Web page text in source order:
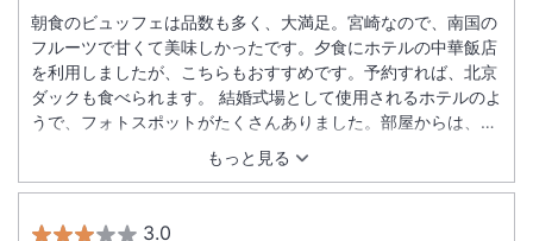
もっと見る
朝食のビュッフェは品数も多く、大満足。宮崎なので、南国の
フルーツで甘くて美味しかったです。夕食にホテルの中華飯店
を利用しましたが、こちらもおすすめです。予約すれば、北京
ダックも食べられます。 結婚式場として使用されるホテルのよ
うで、フォトスポットがたくさんありました。部屋からは、海
岸からの美しい朝日が見ることができました。 サービスも良
く、部屋もきれいだったので、快適に過ごすことができまし
た。
3.0